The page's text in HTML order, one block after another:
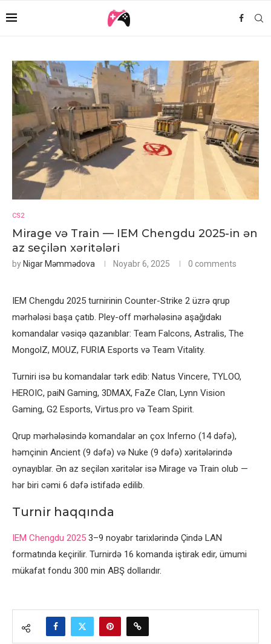
CS2
Mirage və Train — IEM Chengdu 2025-in ən
az seçilən xəritələri
by Nigar Məmmədova Noyabr 6, 2025 0 comments
IEM Chengdu 2025 turnirinin Counter-Strike 2 üzrə qrup
mərhələsi başa çatıb. Pley-off mərhələsinə aşağıdakı
komandalar vəsiqə qazanıblar: Team Falcons, Astralis, The
MongolZ, MOUZ, FURIA Esports və Team Vitality.
Turniri isə bu komandalar tərk edib: Natus Vincere, TYLOO,
HEROIC, paiN Gaming, 3DMAX, FaZe Clan, Lynn Vision
Gaming, G2 Esports, Virtus.pro və Team Spirit.
Qrup mərhələsində komandalar ən çox Inferno (14 dəfə),
həmçinin Ancient (9 dəfə) və Nuke (9 dəfə) xəritələrində
oynayıblar. Ən az seçilən xəritələr isə Mirage və Train olub —
hər biri cəmi 6 dəfə istifadə edilib.
Turnir haqqında
IEM Chengdu 2025 3–9 noyabr tarixlərində Çində LAN
formatında keçirilir. Turnirdə 16 komanda iştirak edir, ümumi
mükafat fondu 300 min ABŞ dollarıdır.